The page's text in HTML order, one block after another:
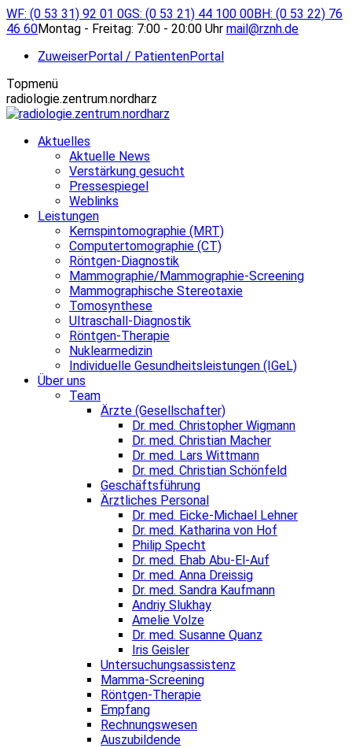
Zum
Inhalt
WF: (0 53 31) 92 01 0GS: (0 53 21) 44 100 00BH: (0 53 22) 76
46 60Montag - Freitag: 7:00 - 20:00 Uhr mail@rznh.de
ZuweiserPortal / PatientenPortal
Topmenü
radiologie.zentrum.nordharz
Aktuelles
Aktuelle News
Verstärkung gesucht
Pressespiegel
Weblinks
Leistungen
Kernspintomographie (MRT)
Computertomographie (CT)
Röntgen-Diagnostik
Mammographie/Mammographie-Screening
Mammographische Stereotaxie
Tomosynthese
Ultraschall-Diagnostik
Röntgen-Therapie
Nuklearmedizin
Individuelle Gesundheitsleistungen (IGeL)
Über uns
Team
Ärzte (Gesellschafter)
Dr. med. Christopher Wigmann
Dr. med. Christian Macher
Dr. med. Lars Wittmann
Dr. med. Christian Schönfeld
Geschäftsführung
Ärztliches Personal
Dr. med. Eicke-Michael Lehner
Dr. med. Katharina von Hof
Philip Specht
Dr. med. Ehab Abu-El-Auf
Dr. med. Anna Dreissig
Dr. med. Sandra Kaufmann
Andriy Slukhay
Amelie Volze
Dr. med. Susanne Quanz
Iris Geisler
Untersuchungsassistenz
Mamma-Screening
Röntgen-Therapie
Empfang
Rechnungswesen
Auszubildende